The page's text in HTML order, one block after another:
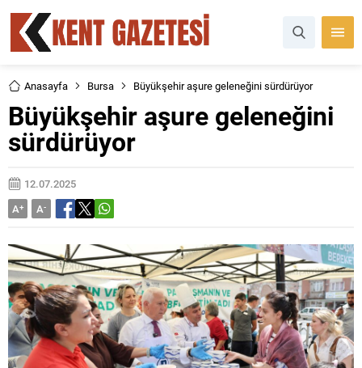
Anasayfa Bursa Büyükşehir aşure geleneğini sürdürüyor
Büyükşehir aşure geleneğini
sürdürüyor
12.07.2025
A+ A-